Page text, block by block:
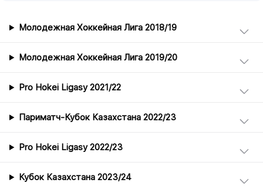
Молодежная Хоккейная Лига 2018/19
Молодежная Хоккейная Лига 2019/20
Pro Hokei Ligasy 2021/22
Париматч-Кубок Казахстана 2022/23
Pro Hokei Ligasy 2022/23
Кубок Казахстана 2023/24